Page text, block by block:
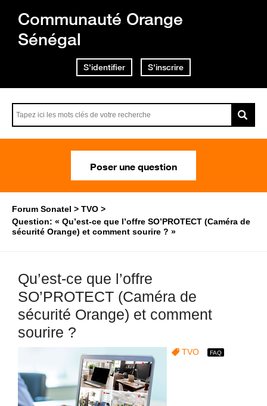
Communauté Orange
Sénégal
S'identifier S'inscrire
Poser une question
Forum Sonatel
TVO
Question: « Qu’est-ce que l’offre SO’PROTECT (Caméra de
sécurité Orange) et comment sourire ? »
Qu’est-ce que l’offre
SO’PROTECT (Caméra de
sécurité Orange) et comment
sourire ?
TVO